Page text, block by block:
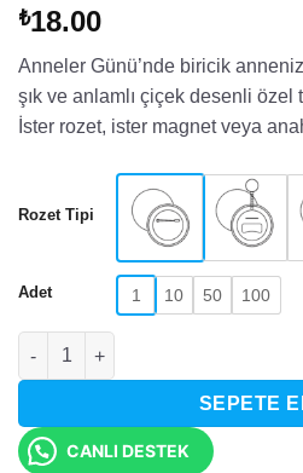
₺18.00
Anneler Günü’nde biricik
şık ve anlamlı çiçek desenli özel
İster rozet, ister magnet veya
Rozet Tipi
Adet 1 10 50 100
Çiçek Buketi Detaylı Anneler Günü
SEPETE
CANLI DESTEK